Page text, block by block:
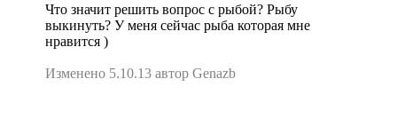
Что значит решить вопрос с рыбой? Рыбу
выкинуть? У меня сейчас рыба которая мне
нравится )
Изменено 5.10.13 автор Genazb